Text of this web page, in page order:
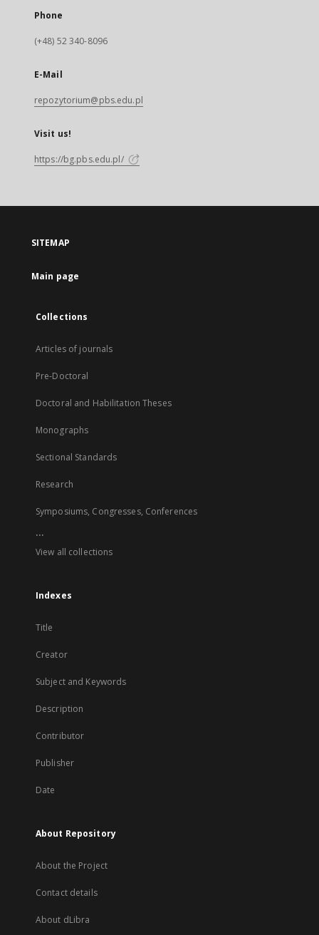
Phone
(+48) 52 340-8096
E-Mail
repozytorium@pbs.edu.pl
Visit us!
https://bg.pbs.edu.pl/
SITEMAP
Main page
Collections
Articles of journals
Pre-Doctoral
Doctoral and Habilitation Theses
Monographs
Sectional Standards
Research
Symposiums, Congresses, Conferences
...
View all collections
Indexes
Title
Creator
Subject and Keywords
Description
Contributor
Publisher
Date
About Repository
About the Project
Contact details
About dLibra